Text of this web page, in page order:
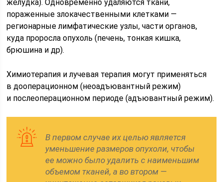
желудка). Одновременно удаляются ткани,
пораженные злокачественными клетками —
регионарные лимфатические узлы, части органов,
куда проросла опухоль (печень, тонкая кишка,
брюшина и др).
Химиотерапия и лучевая терапия могут применяться
в дооперационном (неоадъювантный режим)
и послеоперационном периоде (адъювантный режим).
В первом случае их целью является
уменьшение размеров опухоли, чтобы
ее можно было удалить с наименьшим
объемом тканей, а во втором —